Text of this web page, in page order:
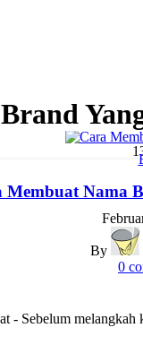
Membuat Nama
By
0
- Sebelum